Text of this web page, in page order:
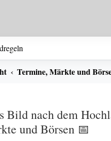
Termine, Märkte und
Bild nach dem
und Börsen 📅